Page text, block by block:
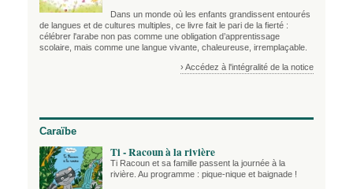
Dans un monde où les enfants grandissent entourés
de langues et de cultures multiples, ce livre fait le pari de la fierté :
célébrer l'arabe non pas comme une obligation d’apprentissage
scolaire, mais comme une langue vivante, chaleureuse, irremplaçable.
› Accédez à l'intégralité de la notice
Caraïbe
Ti - Racoun à la rivière
Ti Racoun et sa famille passent la journée à la
rivière. Au programme : pique-nique et baignade !